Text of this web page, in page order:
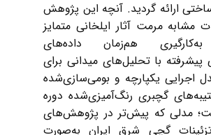
ارائه گردید.آنچه این پژوهش
مشابه مرمت آثار ایلخانی متمایز
هم‌زمان داده‌های
پیشرفته با تحلیل‌های میدانی برای
اجرایی یکپارچه و بومی‌سازی‌شده
گچبری رنگ‌آمیزی‌شده دوره
مدلی که پیش‌تر در پژوهش‌های
گچی شرق ایران به‌صورت